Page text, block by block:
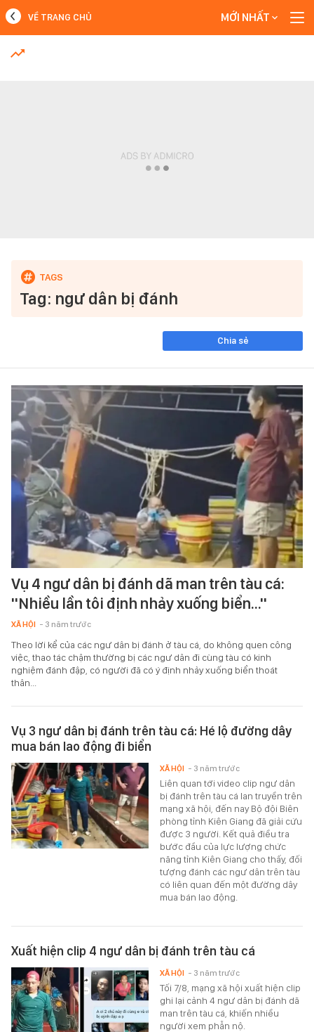
MỚI NHẤT
VỀ TRANG CHỦ MỚI NHẤT
Tag: ngư dân bị đánh
Chia sẻ
Vụ 4 ngư dân bị đánh dã man trên tàu cá:
''Nhiều lần tôi định nhảy xuống biển...''
XÃ HỘI - 3 năm trước
Theo lời kể của các ngư dân bị đánh ở tàu cá, do không quen công
việc, thao tác chậm thường bị các ngư dân đi cùng tàu có kinh
nghiệm đánh đập, có người đã có ý định nhảy xuống biển thoát
thân...
Vụ 3 ngư dân bị đánh trên tàu cá: Hé lộ đường dây
mua bán lao động đi biển
Liên quan tới video clip ngư dân
bị đánh trên tàu cá lan truyền trên
mạng xã hội, đến nay Bộ đội Biên
phòng tỉnh Kiên Giang đã giải cứu
được 3 người. Kết quả điều tra
bước đầu của lực lượng chức
năng tỉnh Kiên Giang cho thấy, đối
tượng đánh các ngư dân trên tàu
có liên quan đến một đường dây
mua bán lao động.
XÃ HỘI - 3 năm trước
Xuất hiện clip 4 ngư dân bị đánh trên tàu cá
Tối 7/8, mạng xã hội xuất hiện clip
ghi lại cảnh 4 ngư dân bị đánh dã
man trên tàu cá, khiến nhiều
người xem phẫn nộ.
XÃ HỘI - 3 năm trước